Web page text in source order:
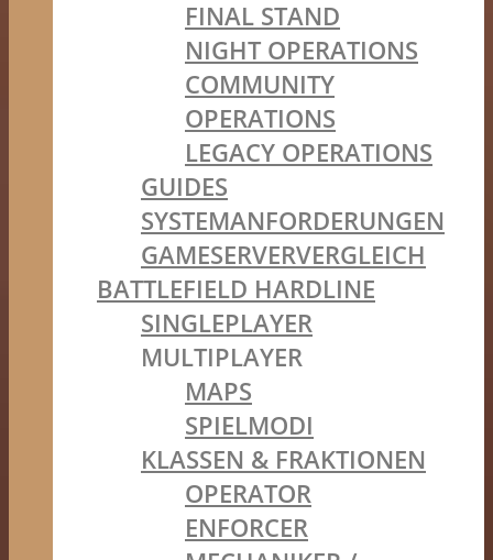
FINAL STAND
NIGHT OPERATIONS
COMMUNITY
OPERATIONS
LEGACY OPERATIONS
GUIDES
SYSTEMANFORDERUNGEN
GAMESERVERVERGLEICH
BATTLEFIELD HARDLINE
SINGLEPLAYER
MULTIPLAYER
MAPS
SPIELMODI
KLASSEN & FRAKTIONEN
OPERATOR
ENFORCER